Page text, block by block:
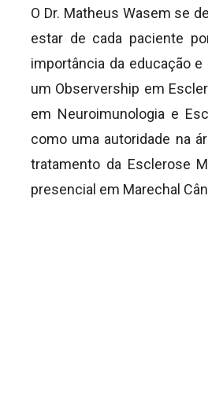
O Dr. Matheus Wasem se
estar de cada paciente
importância da educação
um Observership em
em Neuroimunologia e
como uma autoridade na
tratamento da Esclerose
presencial em Marechal